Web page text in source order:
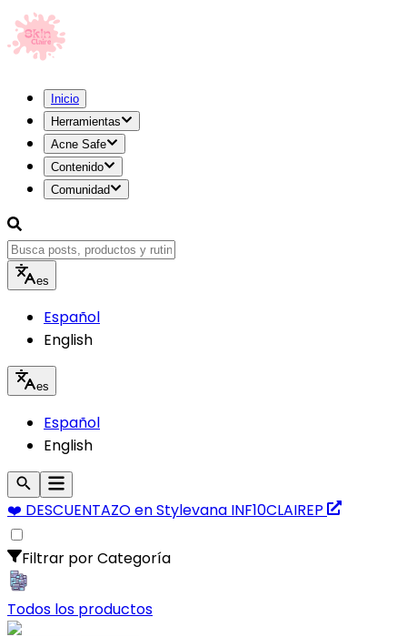
Inicio
Herramientas
Acne Safe
Contenido
Comunidad
es
Español
English
es
Español
English
❤️ DESCUENTAZOen Stylevana INF10CLAIREP
Filtrar por Categoría
Todos los productos